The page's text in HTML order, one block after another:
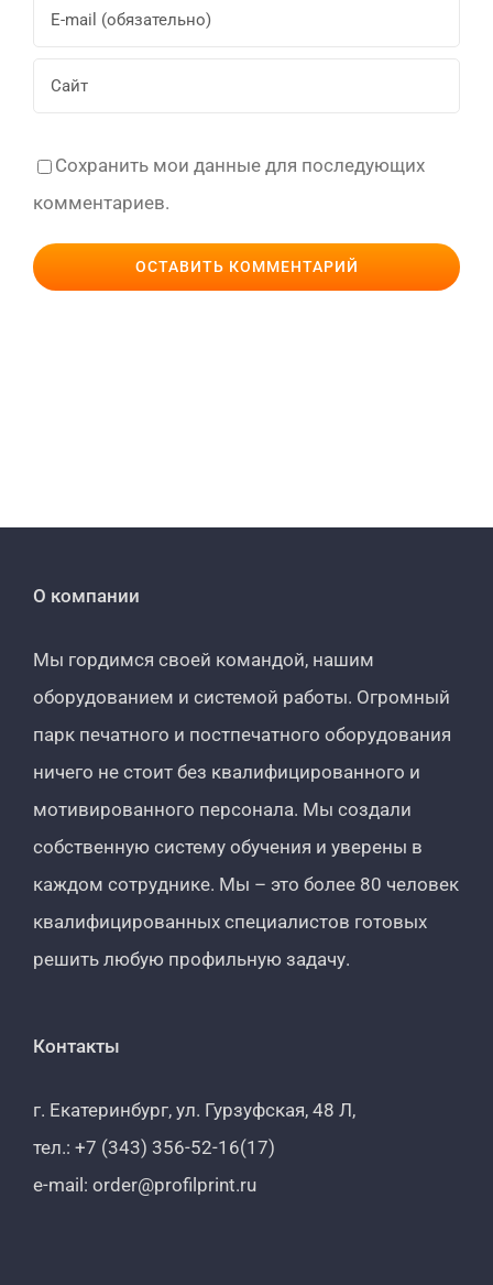
Сохранить мои данные для последующих
комментариев.
О компании
Мы гордимся своей командой, нашим
оборудованием и системой работы. Огромный
парк печатного и постпечатного оборудования
ничего не стоит без квалифицированного и
мотивированного персонала. Мы создали
собственную систему обучения и уверены в
каждом сотруднике. Мы – это более 80 человек
квалифицированных специалистов готовых
решить любую профильную задачу.
Контакты
г. Екатеринбург, ул. Гурзуфская, 48 Л,
тел.: +7 (343) 356-52-16(17)
e-mail: order@profilprint.ru